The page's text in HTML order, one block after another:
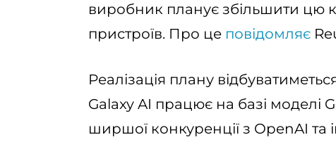
виробник планує збільшити цю
пристроїв. Про це повідомляє
Реалізація плану
Galaxy AI працює на базі моделі
ширшої конкуренції з OpenAI